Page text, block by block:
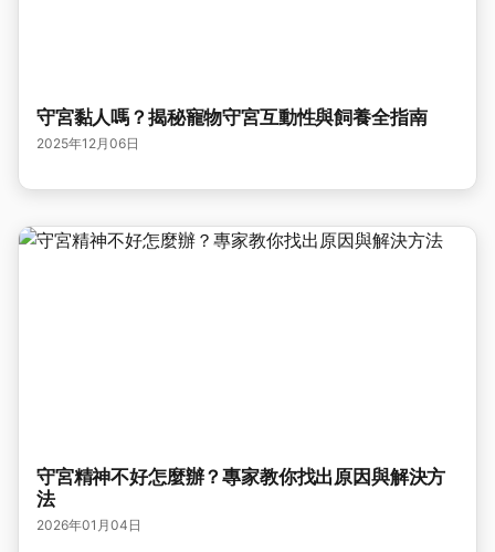
守宮黏人嗎？揭秘寵物守宮互動性與飼養全指南
2025年12月06日
守宮精神不好怎麼辦？專家教你找出原因與解決方
法
2026年01月04日